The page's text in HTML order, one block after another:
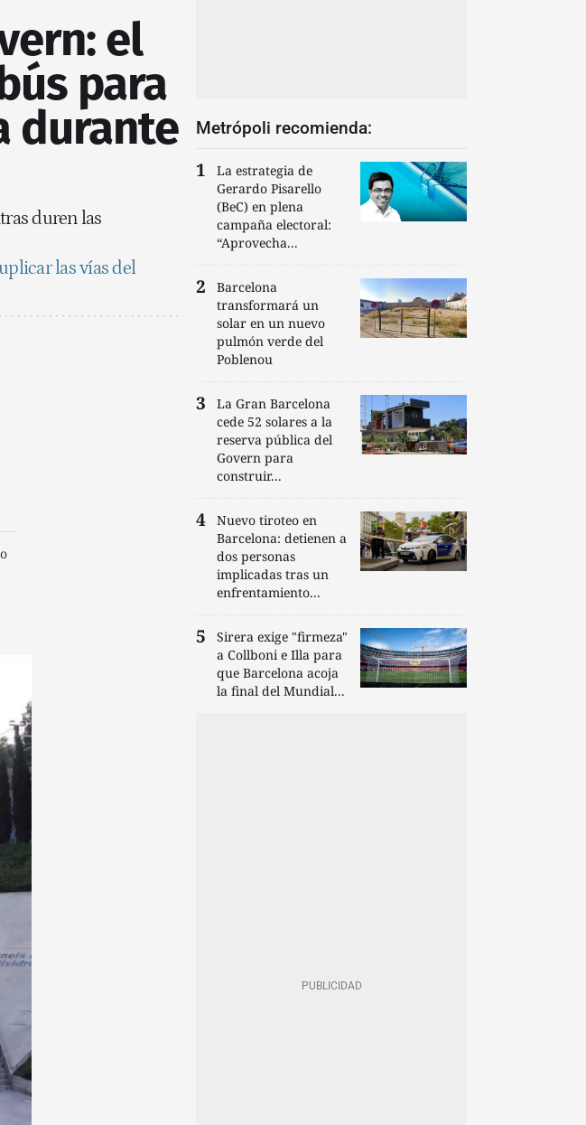
el
para
durante
duren las
las vías del
Metrópoli recomienda:
La estrategia de
Gerardo Pisarello
(BeC) en plena
campaña electoral:
“Aprovecha...
Barcelona
transformará un
solar en un nuevo
pulmón verde del
Poblenou
La Gran Barcelona
cede 52 solares a la
reserva pública del
Govern para
construir...
Nuevo tiroteo en
Barcelona: detienen a
dos personas
implicadas tras un
enfrentamiento...
Sirera exige "firmeza"
a Collboni e Illa para
que Barcelona acoja
la final del Mundial...